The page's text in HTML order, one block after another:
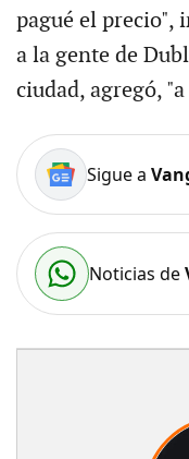
pagué el precio",
a la gente de
ciudad, agregó,
Sigue a
Noticias de